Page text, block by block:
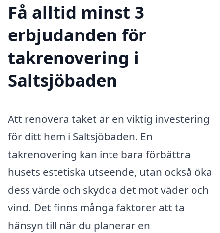
Få alltid minst 3
erbjudanden för
takrenovering i
Saltsjöbaden
Att renovera taket är en viktig investering
för ditt hem i Saltsjöbaden. En
takrenovering kan inte bara förbättra
husets estetiska utseende, utan också öka
dess värde och skydda det mot väder och
vind. Det finns många faktorer att ta
hänsyn till när du planerar en